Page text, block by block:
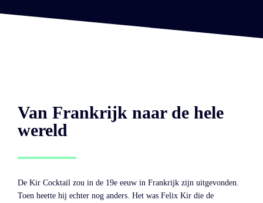
Van Frankrijk naar de hele
wereld
De Kir Cocktail zou in de 19e eeuw in Frankrijk zijn uitgevonden.
Toen heette hij echter nog anders. Het was Felix Kir die de